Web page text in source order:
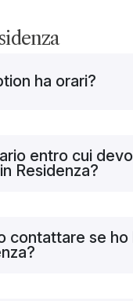
ha orari?
entro cui devo
Residenza?
contattare se ho